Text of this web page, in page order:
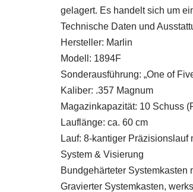
gelagert. Es handelt sich um
Technische Daten und
Hersteller: Marlin
Modell: 1894F
Sonderausführung: „One of
Kaliber: .357 Magnum
Magazinkapazität: 10 Schuss
Lauflänge: ca. 60 cm
Lauf: 8-kantiger
System & Visierung
Bundgehärteter Systemkasten
Gravierter Systemkasten,